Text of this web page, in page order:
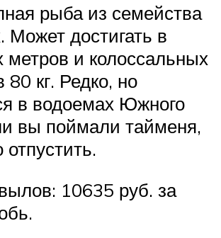
рыба из семейства
Может достигать в
метров и колоссальных
80 кг. Редко, но
в водоемах Южного
вы поймали тайменя,
отпустить.
10635 руб. за